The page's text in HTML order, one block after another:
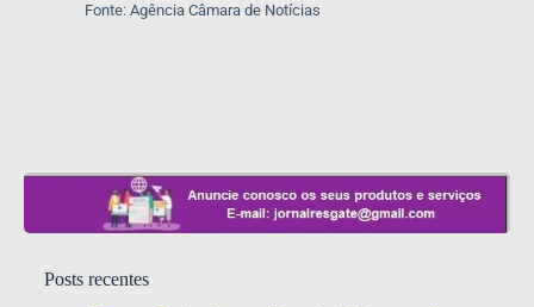
Fonte: Agência Câmara de Notícias
Posts recentes